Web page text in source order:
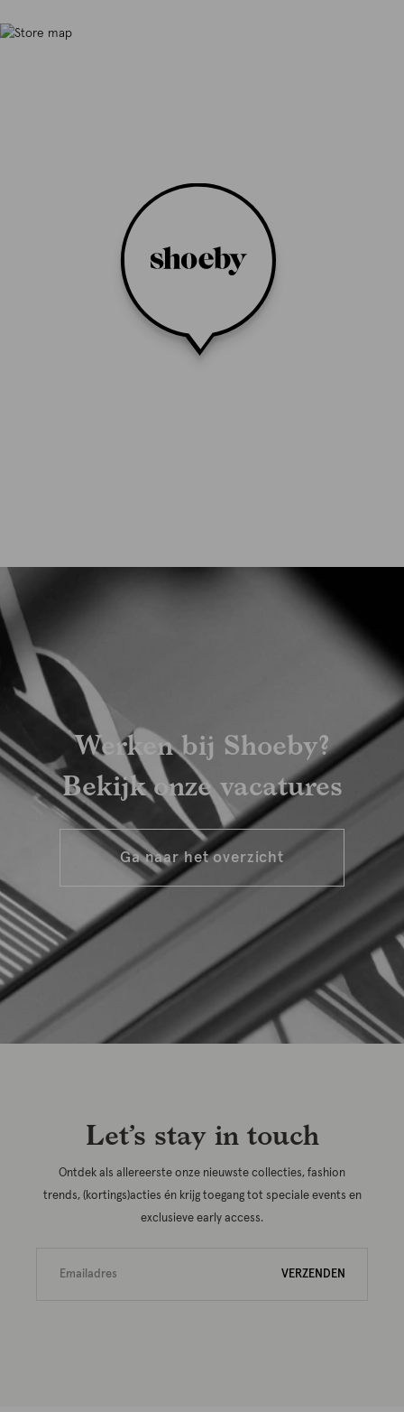
Werken bij Shoeby?
Bekijk onze vacatures
Ga naar het overzicht
Let’s stay in touch
Ontdek als allereerste onze nieuwste collecties, fashion
trends, (kortings)acties én krijg toegang tot speciale events en
exclusieve early access.
VERZENDEN